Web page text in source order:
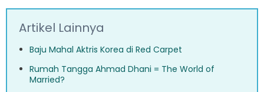
Artikel Lainnya
Baju Mahal Aktris Korea di Red Carpet
Rumah Tangga Ahmad Dhani = The World of
Married?